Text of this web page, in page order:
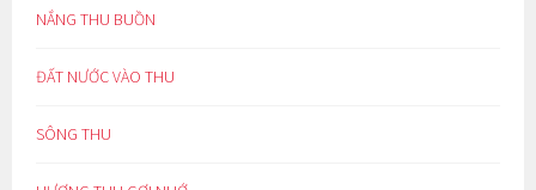
NẮNG THU BUỒN
ĐẤT NƯỚC VÀO THU
SÔNG THU